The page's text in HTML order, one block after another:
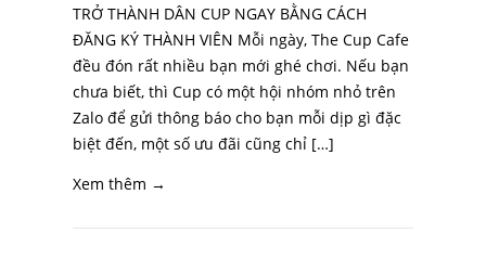
TRỞ THÀNH DÂN CUP NGAY BẰNG CÁCH
ĐĂNG KÝ THÀNH VIÊN Mỗi ngày, The Cup Cafe
đều đón rất nhiều bạn mới ghé chơi. Nếu bạn
chưa biết, thì Cup có một hội nhóm nhỏ trên
Zalo để gửi thông báo cho bạn mỗi dịp gì đặc
biệt đến, một số ưu đãi cũng chỉ […]
Xem thêm →